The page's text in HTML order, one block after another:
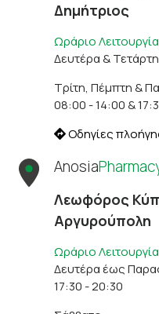
Δημήτριος
Ωράριο
Δευτέρα &
Τρίτη, Πέμπτη &
08:00 - 14:00 &
Οδηγίες
Anosia
Λεωφόρος
Αργυρούπολη
Ωράριο
Δευτέρα έως
17:30 - 20:30